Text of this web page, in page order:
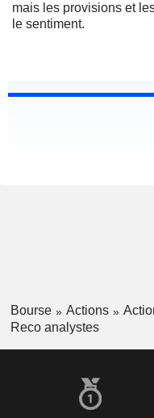
mais les provisions et
le sentiment.
Bourse Actions
Reco analystes